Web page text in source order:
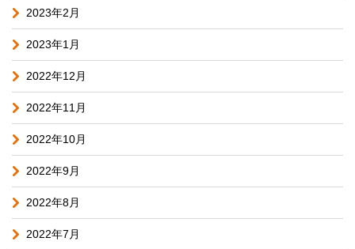
2023年2月
2023年1月
2022年12月
2022年11月
2022年10月
2022年9月
2022年8月
2022年7月